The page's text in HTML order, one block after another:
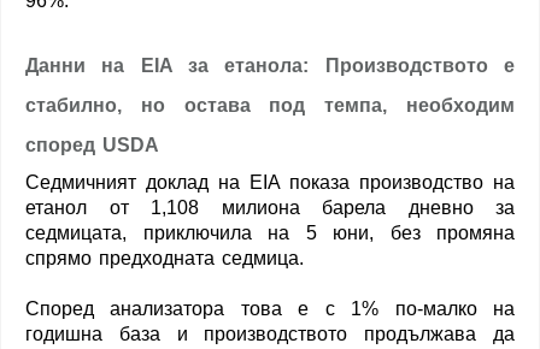
Данни на EIA за етанола: Производството е
стабилно, но остава под темпа, необходим
според USDA
Седмичният доклад на EIA показа производство на
етанол от 1,108 милиона барела дневно за
седмицата, приключила на 5 юни, без промяна
спрямо предходната седмица.
Според анализатора това е с 1% по-малко на
годишна база и производството продължава да